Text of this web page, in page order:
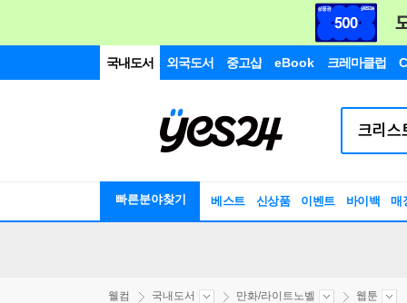
국내도서 외국도서 중고샵 eBook 크레마클럽
빠른분야찾기 베스트 신상품 이벤트 바이백 매
웰컴 국내도서 만화/라이트노벨 웹툰